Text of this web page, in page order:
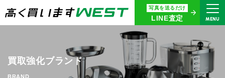
写真を送るだけ
LINE査定 MENU
まずはお気軽にお問い合わせ・
査定をご依頼ください
買取専用ダイヤル
0120-914-094
9:00〜18:30(年中無休)
買取強化ブランド